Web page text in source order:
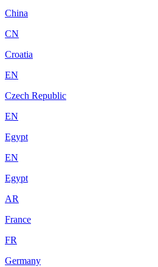
China
CN
Croatia
EN
Czech Republic
EN
Egypt
EN
Egypt
AR
France
FR
Germany